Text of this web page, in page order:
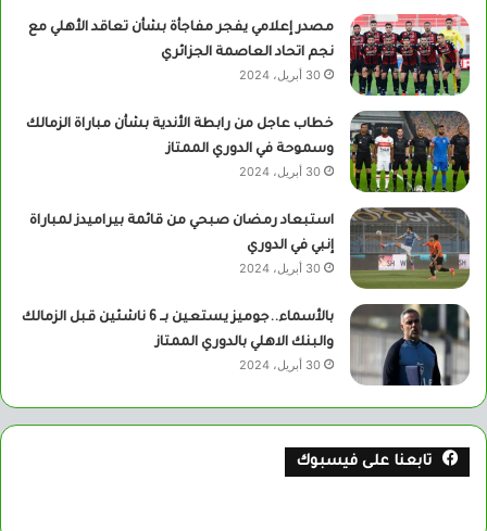
مصدر إعلامي يفجر مفاجأة بشأن تعاقد الأهلي مع
نجم اتحاد العاصمة الجزائري
30 أبريل، 2024
خطاب عاجل من رابطة الأندية بشأن مباراة الزمالك
وسموحة في الدوري الممتاز
30 أبريل، 2024
استبعاد رمضان صبحي من قائمة بيراميدز لمباراة
إنبي في الدوري
30 أبريل، 2024
بالأسماء..جوميز يستعين بــ 6 ناشئين قبل الزمالك
والبنك الاهلي بالدوري الممتاز
30 أبريل، 2024
تابعنا على فيسبوك